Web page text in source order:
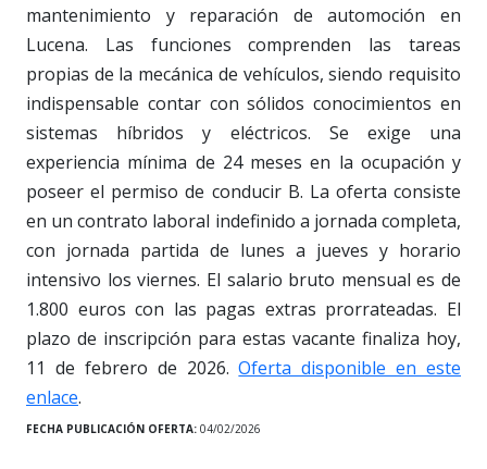
mantenimiento y reparación de automoción en
Lucena. Las funciones comprenden las tareas
propias de la mecánica de vehículos, siendo requisito
indispensable contar con sólidos conocimientos en
sistemas híbridos y eléctricos. Se exige una
experiencia mínima de 24 meses en la ocupación y
poseer el permiso de conducir B. La oferta consiste
en un contrato laboral indefinido a jornada completa,
con jornada partida de lunes a jueves y horario
intensivo los viernes. El salario bruto mensual es de
1.800 euros con las pagas extras prorrateadas. El
plazo de inscripción para estas vacante finaliza hoy,
11 de febrero de 2026.Oferta disponible en este
enlace.
FECHA PUBLICACIÓN OFERTA: 04/02/2026